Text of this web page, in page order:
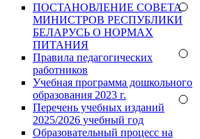
ПОСТАНОВЛЕНИЕ СОВЕТА
МИНИСТРОВ РЕСПУБЛИКИ
БЕЛАРУСЬ О НОРМАХ
ПИТАНИЯ
Правила педагогических
работников
Учебная программа дошкольного
образования 2023 г.
Перечень учебных изданий
2025/2026 учебный год
Образовательный процесс на